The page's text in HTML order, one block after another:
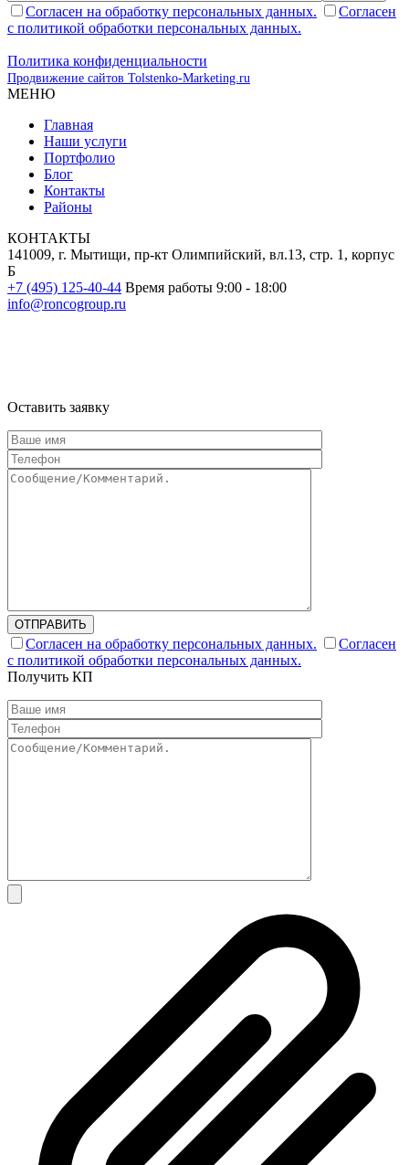
Согласен на обработку персональных данных.
Согласен
с политикой обработки персональных данных.
Политика конфиденциальности
Продвижение сайтов Tolstenko-Marketing.ru
МЕНЮ
Главная
Наши услуги
Портфолио
Блог
Контакты
Районы
КОНТАКТЫ
141009, г. Мытищи, пр-кт Олимпийский, вл.13, стр. 1, корпус
Б
+7 (495) 125-40-44 Время работы 9:00 - 18:00
info@roncogroup.ru
Оставить заявку
ОТПРАВИТЬ
Согласен на обработку персональных данных.
Согласен
с политикой обработки персональных данных.
Получить КП